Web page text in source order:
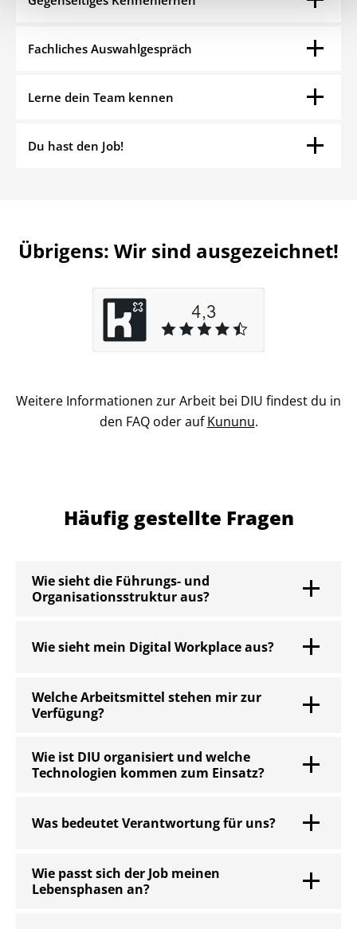
Fachliches Auswahlgespräch
Lerne dein Team kennen
Du hast den Job!
Übrigens: Wir sind ausgezeichnet!
Weitere Informationen zur Arbeit bei DIU findest du in
den FAQ oder auf Kununu.
Häufig gestellte Fragen
Wie sieht die Führungs- und
Organisationsstruktur aus?
Wie sieht mein Digital Workplace aus?
Welche Arbeitsmittel stehen mir zur
Verfügung?
Wie ist DIU organisiert und welche
Technologien kommen zum Einsatz?
Was bedeutet Verantwortung für uns?
Wie passt sich der Job meinen
Lebensphasen an?